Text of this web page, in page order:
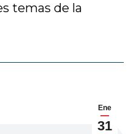
temas de la
Ene
31